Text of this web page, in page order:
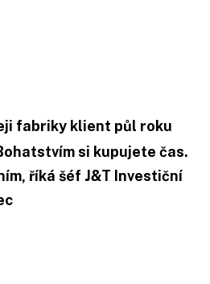
fabriky klient půl roku
si kupujete čas.
říká šéf J&T Investiční